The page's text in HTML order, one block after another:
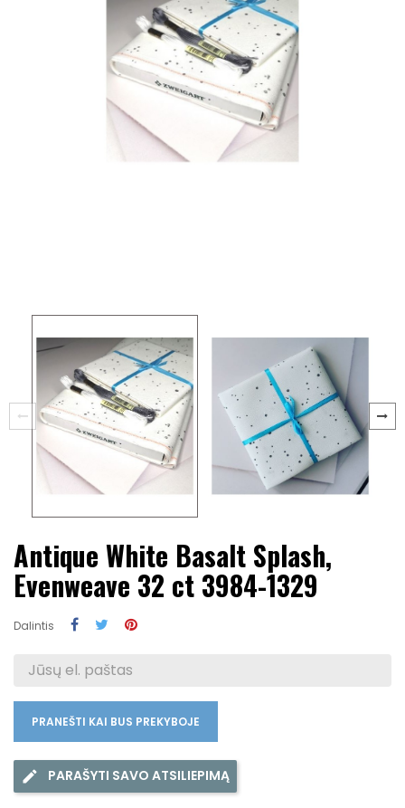
Antique White Basalt Splash,
Evenweave 32 ct 3984-1329
Dalintis
PRANEŠTI KAI BUS PREKYBOJE
PARAŠYTI SAVO ATSILIEPIMĄ